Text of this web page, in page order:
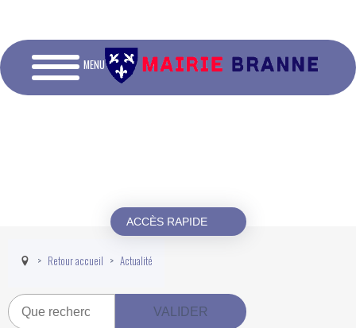
MENU
ACCÈS RAPIDE
Retour accueil Actualité
Recherche
VALIDER